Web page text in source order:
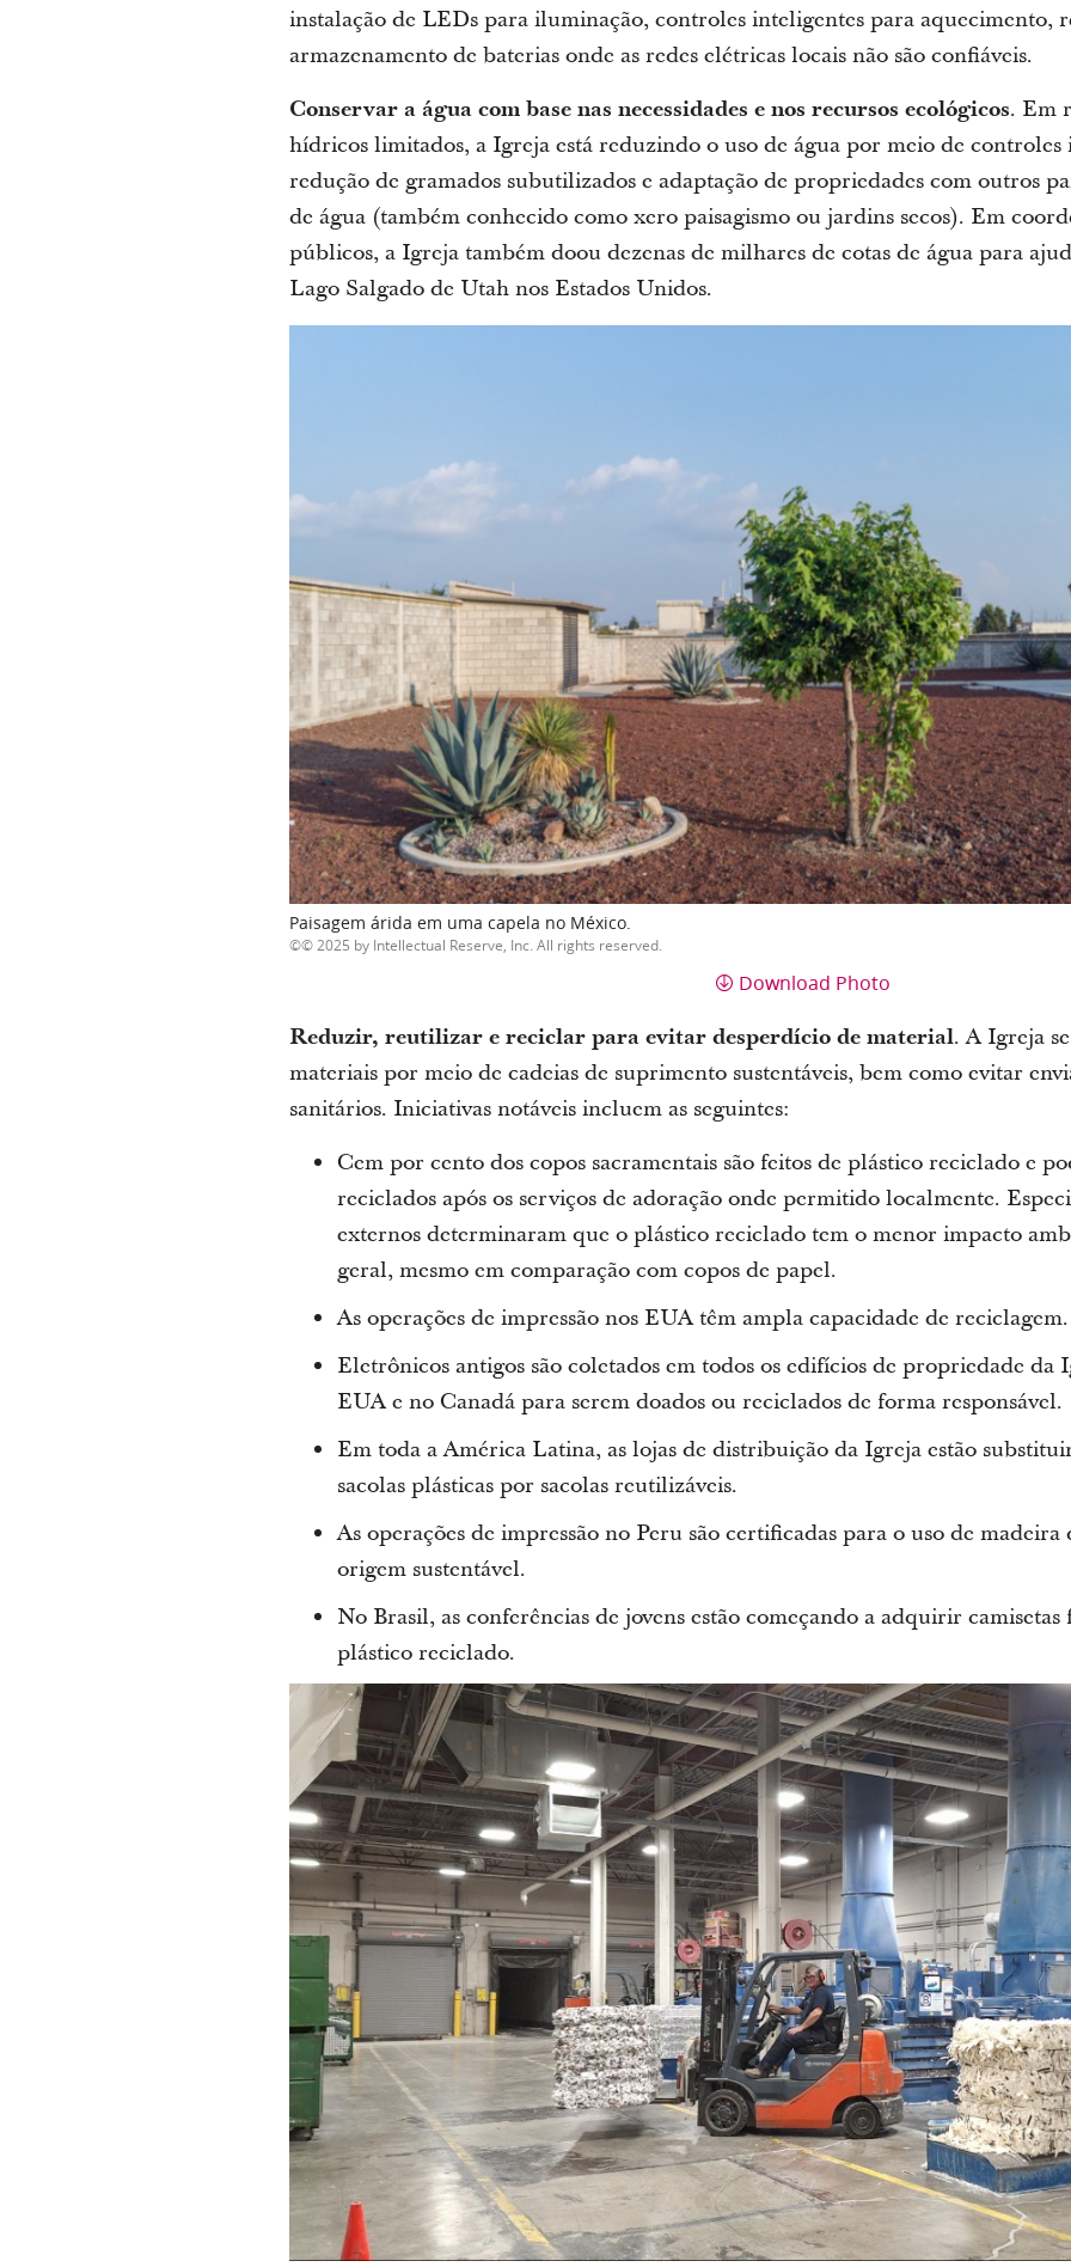
instalação de LEDs para iluminação, controles inteligentes para aquecimento,
armazenamento de baterias onde as redes elétricas locais não são confiáveis.
Conservar a água com base nas necessidades e nos recursos ecológicos. Em
hídricos limitados, a Igreja está reduzindo o uso de água por meio de
redução de gramados subutilizados e adaptação de propriedades com outros
de água (também conhecido como xero paisagismo ou jardins secos). Em
públicos, a Igreja também doou dezenas de milhares de cotas de água para
Lago Salgado de Utah nos Estados Unidos.
Paisagem árida em uma capela no México.
© 2025 by Intellectual Reserve, Inc. All rights reserved.
Download Photo
Reduzir, reutilizar e reciclar para evitar desperdício de material. A Igreja
materiais por meio de cadeias de suprimento sustentáveis, bem como evitar
sanitários. Iniciativas notáveis incluem as seguintes:
Cem por cento dos copos sacramentais são feitos de plástico reciclado e
reciclados após os serviços de adoração onde permitido localmente.
externos determinaram que o plástico reciclado tem o menor impacto
geral, mesmo em comparação com copos de papel.
As operações de impressão nos EUA têm ampla capacidade de reciclagem.
Eletrônicos antigos são coletados em todos os edifícios de propriedade da
EUA e no Canadá para serem doados ou reciclados de forma responsável.
Em toda a América Latina, as lojas de distribuição da Igreja estão
sacolas plásticas por sacolas reutilizáveis.
As operações de impressão no Peru são certificadas para o uso de madeira
origem sustentável.
No Brasil, as conferências de jovens estão começando a adquirir camisetas
plástico reciclado.